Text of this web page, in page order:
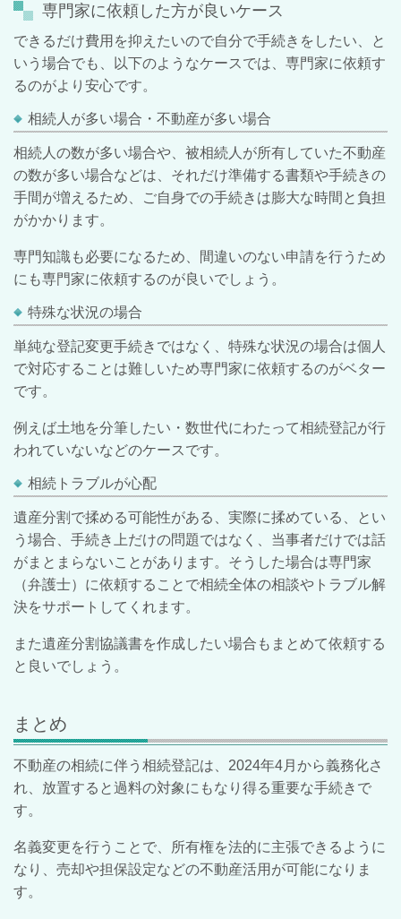
専門家に依頼した方が良いケース
できるだけ費用を抑えたいので自分で手続きをしたい、と
いう場合でも、以下のようなケースでは、専門家に依頼す
るのがより安心です。
相続人が多い場合・不動産が多い場合
相続人の数が多い場合や、被相続人が所有していた不動産
の数が多い場合などは、それだけ準備する書類や手続きの
手間が増えるため、ご自身での手続きは膨大な時間と負担
がかかります。
専門知識も必要になるため、間違いのない申請を行うため
にも専門家に依頼するのが良いでしょう。
特殊な状況の場合
単純な登記変更手続きではなく、特殊な状況の場合は個人
で対応することは難しいため専門家に依頼するのがベター
です。
例えば土地を分筆したい・数世代にわたって相続登記が行
われていないなどのケースです。
相続トラブルが心配
遺産分割で揉める可能性がある、実際に揉めている、とい
う場合、手続き上だけの問題ではなく、当事者だけでは話
がまとまらないことがあります。そうした場合は専門家
（弁護士）に依頼することで相続全体の相談やトラブル解
決をサポートしてくれます。
また遺産分割協議書を作成したい場合もまとめて依頼する
と良いでしょう。
まとめ
不動産の相続に伴う相続登記は、2024年4月から義務化さ
れ、放置すると過料の対象にもなり得る重要な手続きで
す。
名義変更を行うことで、所有権を法的に主張できるように
なり、売却や担保設定などの不動産活用が可能になりま
す。